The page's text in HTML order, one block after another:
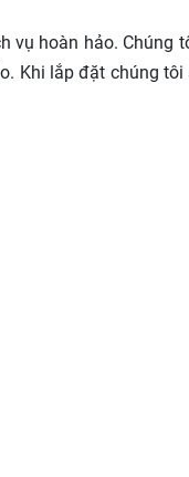
vụ hoàn hảo. Chúng
Khi lắp đặt chúng tôi